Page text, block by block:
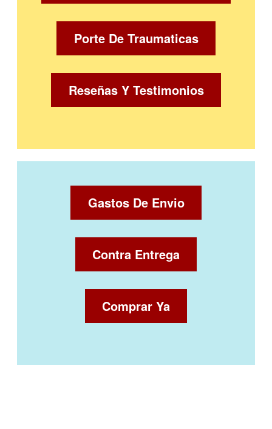
Porte De Traumaticas
Reseñas Y Testimonios
Gastos De Envio
Contra Entrega
Comprar Ya